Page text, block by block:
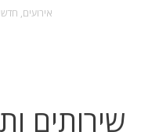
אירועים,
שירותים